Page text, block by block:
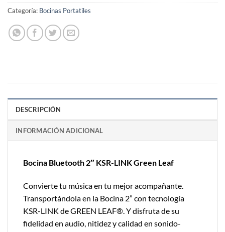
Categoría: Bocinas Portatiles
DESCRIPCIÓN
INFORMACIÓN ADICIONAL
Bocina Bluetooth 2″ KSR-LINK Green Leaf
Convierte tu música en tu mejor acompañante.
Transportándola en la Bocina 2” con tecnología
KSR-LINK de GREEN LEAF®. Y disfruta de su
fidelidad en audio, nitidez y calidad en sonido-